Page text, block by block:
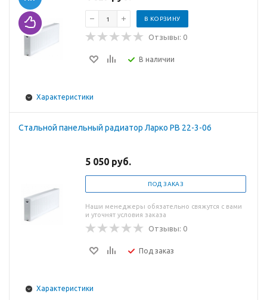
В КОРЗИНУ
Отзывы: 0
В наличии
Характеристики
Стальной панельный радиатор Ларко PB 22-3-06
5 050 руб.
ПОД ЗАКАЗ
Наши менеджеры обязательно свяжутся с вами
и уточнят условия заказа
Отзывы: 0
Под заказ
Характеристики